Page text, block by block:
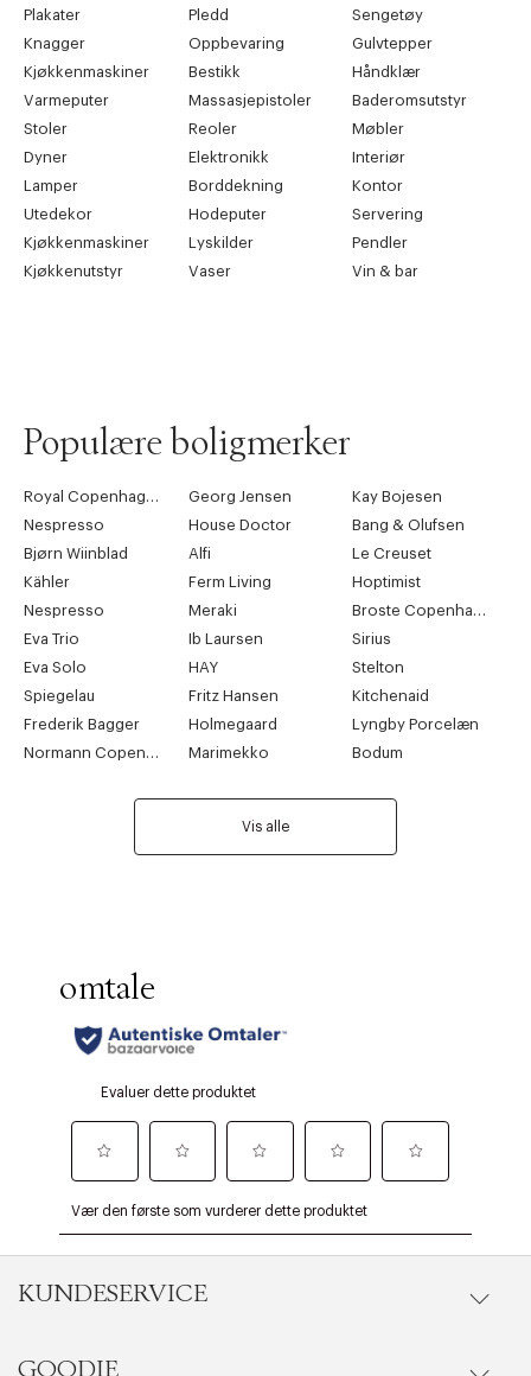
Plakater Pledd
Sengetøy
Knagger
Oppbevaring
Gulvtepper
Kjøkkenmaskiner
Bestikk
Håndklær
Varmeputer
Massasjepistoler
Baderomsutstyr
Stoler
Reoler
Møbler
Dyner
Elektronikk
Interiør
Lamper
Borddekning
Kontor
Utedekor
Hodeputer
Servering
Kjøkkenmaskiner
Lyskilder
Pendler
Kjøkkenutstyr
Vaser Vin & bar
Populære boligmerker
Royal Copenhagen Georg Jensen
Kay Bojesen
Nespresso
House Doctor
Bang & Olufsen
Bjørn Wiinblad
Alfi
Le Creuset
Kähler
Ferm Living
Hoptimist
Nespresso
Meraki
Broste Copenhagen
Eva Trio
Ib Laursen
Sirius
Eva Solo
HAY
Stelton
Spiegelau
Fritz Hansen
Kitchenaid
Frederik Bagger
Holmegaard
Lyngby Porcelæn
Normann Copenhagen
Marimekko Bodum
Vis alle
KUNDESERVICE
Gå til kundeservice
GOODIE